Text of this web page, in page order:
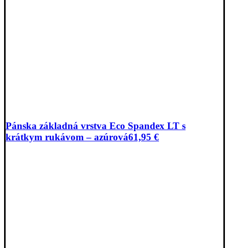
Pánska základná vrstva Eco Spandex LT s
krátkym rukávom – azúrová61,95 €